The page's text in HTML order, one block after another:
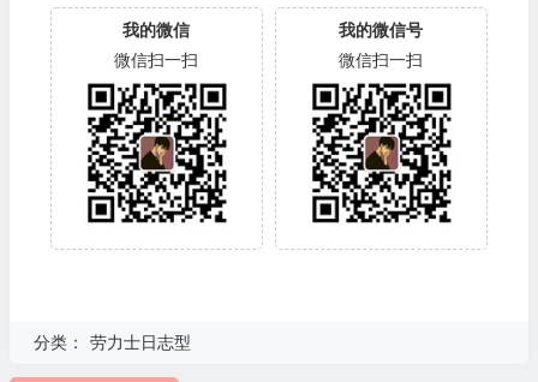
我的微信
微信扫一扫
我的微信号
微信扫一扫
分类： 劳力士日志型